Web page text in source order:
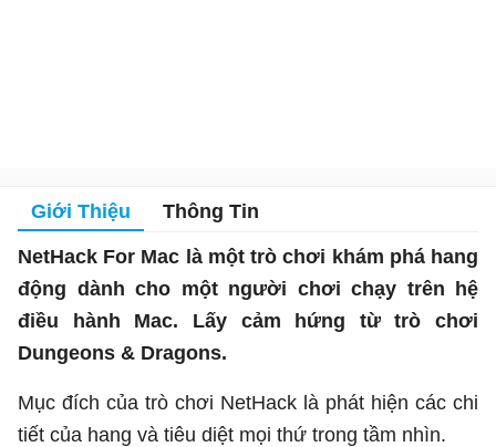
Giới Thiệu Thông Tin
NetHack For Mac là một trò chơi khám phá hang
động dành cho một người chơi chạy trên hệ
điều hành Mac. Lấy cảm hứng từ trò chơi
Dungeons & Dragons.
Mục đích của trò chơi NetHack là phát hiện các chi
tiết của hang và tiêu diệt mọi thứ trong tầm nhìn.